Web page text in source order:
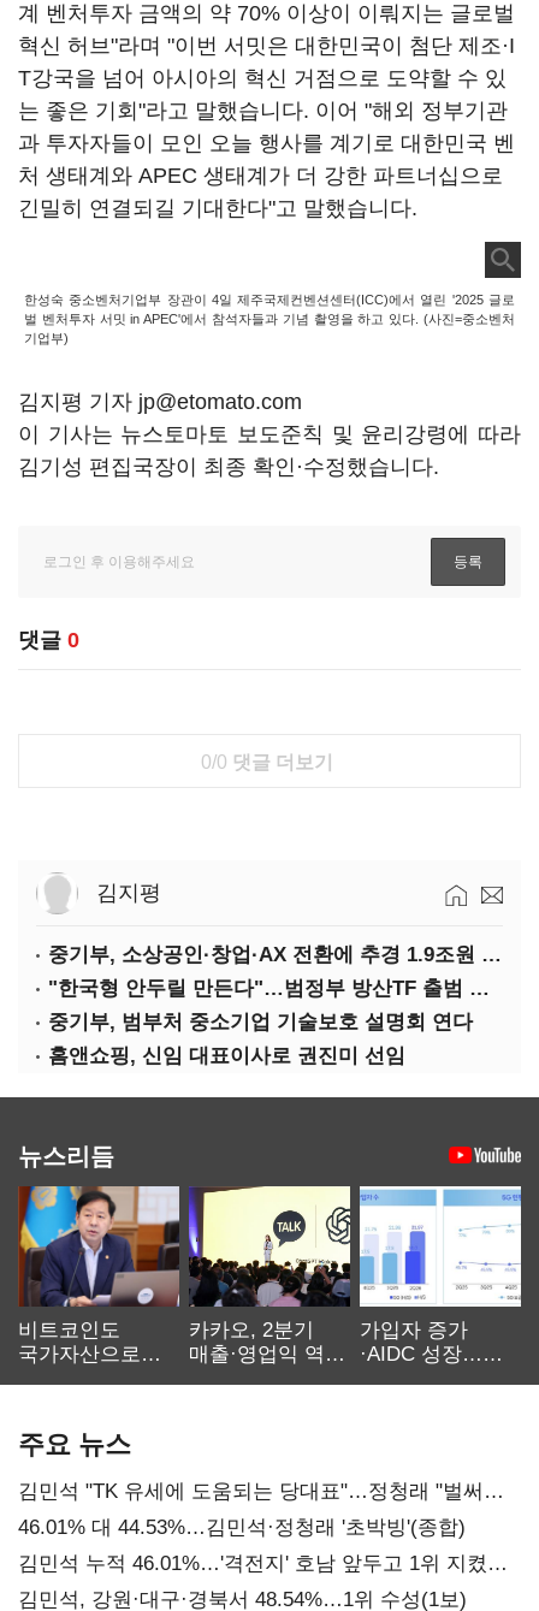
계 벤처투자 금액의 약 70% 이상이 이뤄지는 글로벌
혁신 허브"라며 "이번 서밋은 대한민국이 첨단 제조·I
T강국을 넘어 아시아의 혁신 거점으로 도약할 수 있
는 좋은 기회"라고 말했습니다. 이어 "해외 정부기관
과 투자자들이 모인 오늘 행사를 계기로 대한민국 벤
처 생태계와 APEC 생태계가 더 강한 파트너십으로
긴밀히 연결되길 기대한다"고 말했습니다.
한성숙 중소벤처기업부 장관이 4일 제주국제컨벤션센터(ICC)에서 열린 '2025 글로
벌 벤처투자 서밋 in APEC'에서 참석자들과 기념 촬영을 하고 있다. (사진=중소벤처
기업부)
김지평 기자 jp@etomato.com
이 기사는 뉴스토마토 보도준칙 및 윤리강령에 따라
김기성 편집국장이 최종 확인·수정했습니다.
댓글 0
0/0 댓글 더보기
김지평
중기부, 소상공인·창업·AX 전환에 추경 1.9조원 편성
"한국형 안두릴 만든다"…범정부 방산TF 출범 초읽기
중기부, 범부처 중소기업 기술보호 설명회 연다
홈앤쇼핑, 신임 대표이사로 권진미 선임
뉴스리듬
비트코인도
국가자산으로…'
카카오, 2분기
매출·영업익 역대
가입자 증가
·AIDC 성장…
주요 뉴스
김민석 "TK 유세에 도움되는 당대표"…정청래 "벌써
대표된 양 당직 배분"
46.01% 대 44.53%…김민석·정청래 '초박빙'(종합)
김민석 누적 46.01%…'격전지' 호남 앞두고 1위 지켰다
(2보)
김민석, 강원·대구·경북서 48.54%…1위 수성(1보)